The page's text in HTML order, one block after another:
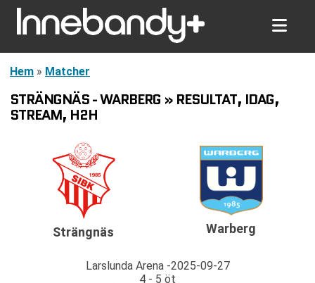
Hem » Matcher
STRÄNGNÄS - WARBERG » RESULTAT, IDAG,
STREAM, H2H
Strängnäs
Larslunda Arena 2025-09-27
4 - 5 öt
Warberg